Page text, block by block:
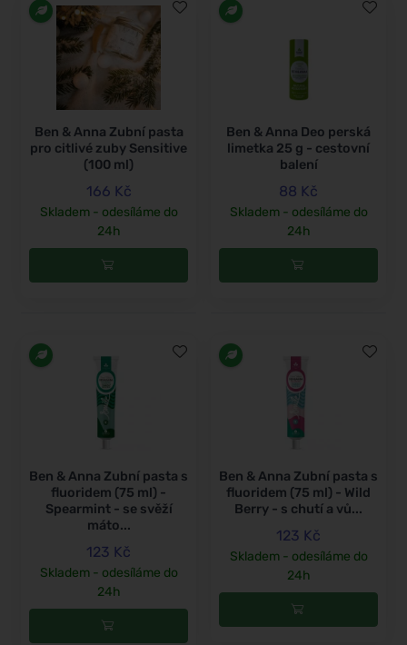
Ben & Anna Zubní pasta
pro citlivé zuby Sensitive
(100 ml)
166 Kč
Skladem - odesíláme do
24h
Ben & Anna Deo perská
limetka 25 g - cestovní
balení
88 Kč
Skladem - odesíláme do
24h
Ben & Anna Zubní pasta s
fluoridem (75 ml) -
Spearmint - se svěží
máto...
123 Kč
Skladem - odesíláme do
24h
Ben & Anna Zubní pasta s
fluoridem (75 ml) - Wild
Berry - s chutí a vů...
123 Kč
Skladem - odesíláme do
24h